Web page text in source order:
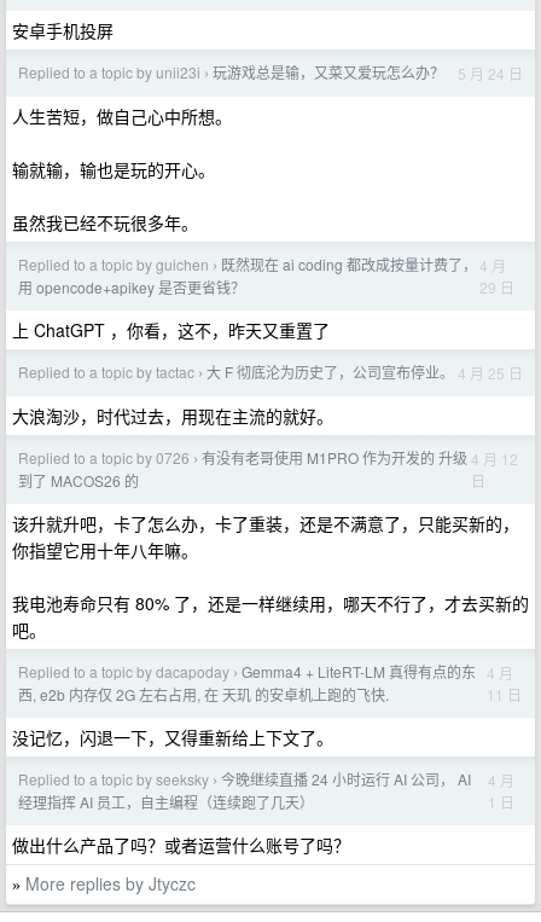
安卓手机投屏
Replied to a topic by unii23i › 玩游戏总是输，又菜又爱玩怎么办？ 5 月 24 日
人生苦短，做自己心中所想。
输就输，输也是玩的开心。
虽然我已经不玩很多年。
Replied to a topic by guichen › 既然现在 ai coding 都改成按量计费了，
用 opencode+apikey 是否更省钱？
4 月
29 日
上 ChatGPT ，你看，这不，昨天又重置了
Replied to a topic by tactac › 大 F 彻底沦为历史了，公司宣布停业。 4 月 25 日
大浪淘沙，时代过去，用现在主流的就好。
Replied to a topic by 0726 › 有没有老哥使用 M1PRO 作为开发的 升级
到了 MACOS26 的
4 月 12
日
该升就升吧，卡了怎么办，卡了重装，还是不满意了，只能买新的，
你指望它用十年八年嘛。
我电池寿命只有 80% 了，还是一样继续用，哪天不行了，才去买新的
吧。
Replied to a topic by dacapoday › Gemma4 + LiteRT-LM 真得有点的东
西, e2b 内存仅 2G 左右占用, 在 天玑 的安卓机上跑的飞快.
4 月
11 日
没记忆，闪退一下，又得重新给上下文了。
Replied to a topic by seeksky › 今晚继续直播 24 小时运行 AI 公司， AI
经理指挥 AI 员工，自主编程（连续跑了几天）
4 月
1 日
做出什么产品了吗？或者运营什么账号了吗？
» More replies by Jtyczc